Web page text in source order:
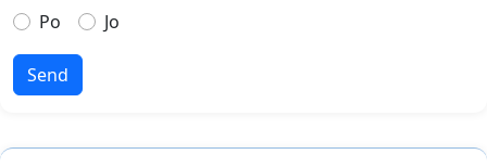
Po
Jo
Send